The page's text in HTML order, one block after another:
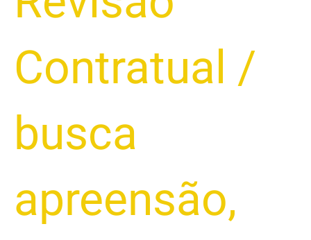
Contratual /
busca
apreensão,